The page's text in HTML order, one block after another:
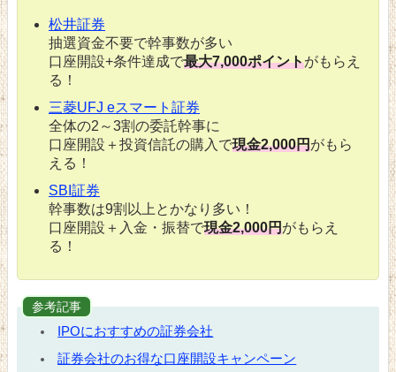
松井証券
抽選資金不要で幹事数が多い
口座開設+条件達成で最大7,000ポイントがもらえ
る！
三菱UFJ eスマート証券
全体の2～3割の委託幹事に
口座開設＋投資信託の購入で現金2,000円がもら
える！
SBI証券
幹事数は9割以上とかなり多い！
口座開設＋入金・振替で現金2,000円がもらえ
る！
参考記事
IPOにおすすめの証券会社
証券会社のお得な口座開設キャンペーン